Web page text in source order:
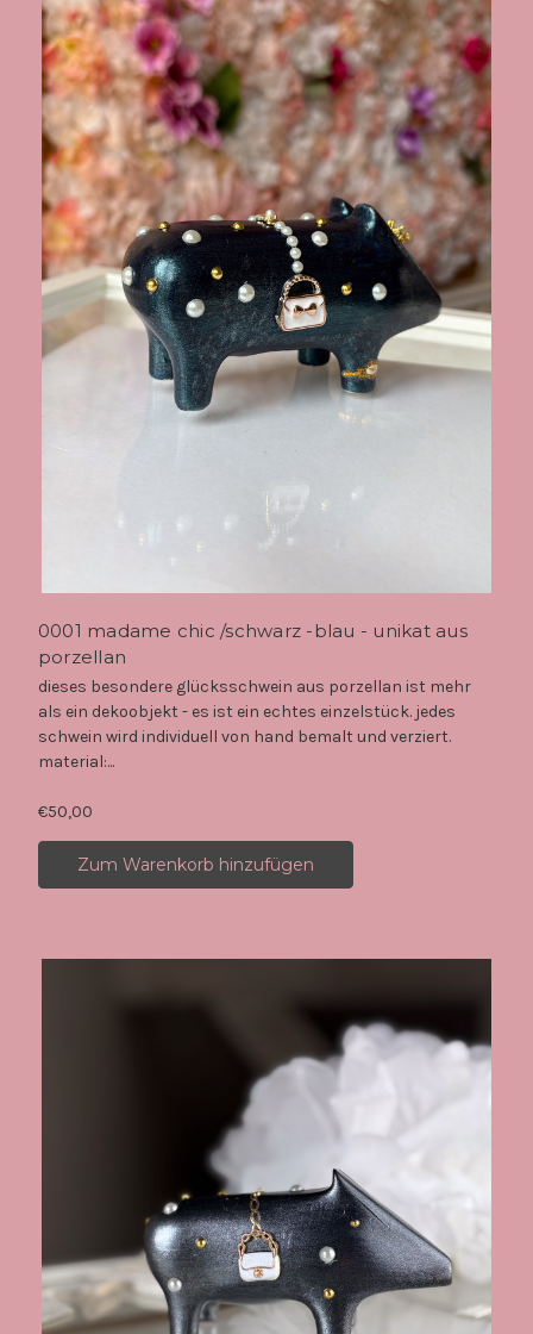
0001 madame chic /schwarz -blau - unikat aus
porzellan
dieses besondere glücksschwein aus porzellan ist mehr
als ein dekoobjekt - es ist ein echtes einzelstück. jedes
schwein wird individuell von hand bemalt und verziert.
material:...
€50,00
Zum Warenkorb hinzufügen